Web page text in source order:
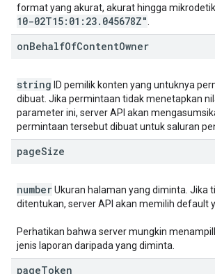
format yang akurat, akurat hingga
10-02T15:01:23. 045678Z"
onBehalfOfContentOwner
string ID pemilik konten yang untuknya
dibuat. Jika permintaan tidak menetapkan
parameter ini, server API akan
permintaan tersebut dibuat untuk saluran
pageSize
numberUkuran halaman yang diminta. Jika
ditentukan, server API akan memilih default
Perhatikan bahwa server mungkin
jenis laporan daripada yang diminta.
pageToken